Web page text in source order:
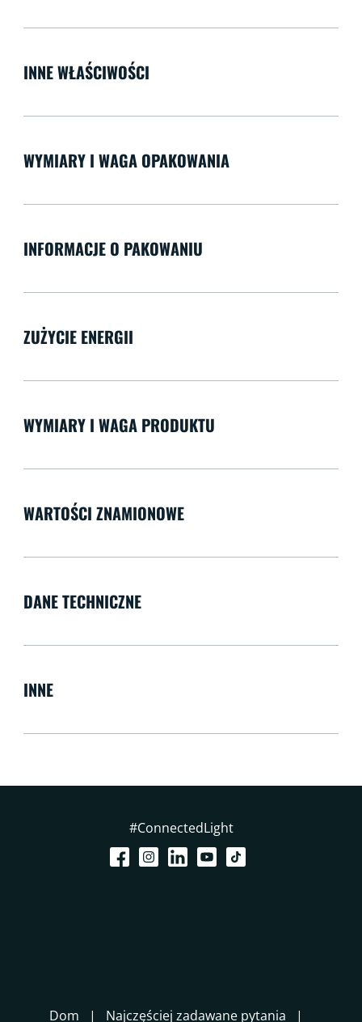
INNE WŁAŚCIWOŚCI
WYMIARY I WAGA OPAKOWANIA
INFORMACJE O PAKOWANIU
ZUŻYCIE ENERGII
WYMIARY I WAGA PRODUKTU
WARTOŚCI ZNAMIONOWE
DANE TECHNICZNE
INNE
#ConnectedLight
Dom Najczęściej zadawane pytania